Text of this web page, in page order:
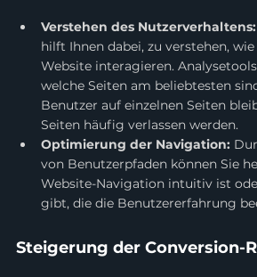
Verstehen des Nutzerverhaltens:
hilft Ihnen dabei, zu verstehen,
Website interagieren.
welche Seiten am beliebtesten
Benutzer auf einzelnen Seiten
Seiten häufig verlassen werden.
Optimierung der Navigation:
von Benutzerpfaden können Sie
Website-Navigation intuitiv ist
gibt, die die Benutzererfahrung
Steigerung der Conversion-